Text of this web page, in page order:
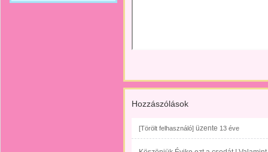
Hozzászólások
[Törölt felhasználó] üzente 13 éve